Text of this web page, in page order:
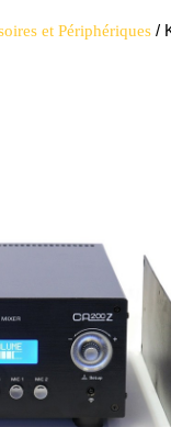
et Périphériques /